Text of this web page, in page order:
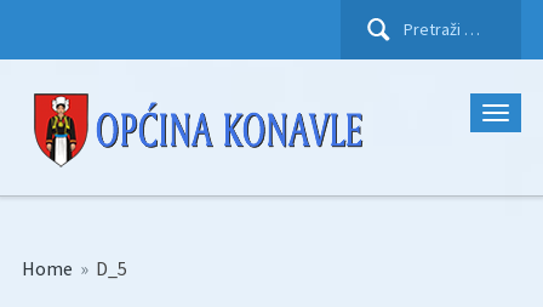
Pretraži:
Home » D_5